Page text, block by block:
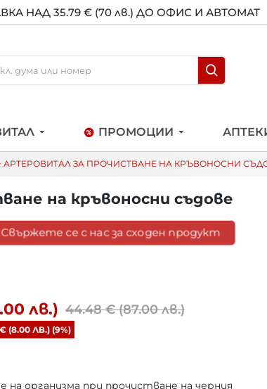
НАД 35.79 € (70 лв.) ДО ОФИС И АВТОМАТ
ПРОМОЦИИ
АРТЕРОВИТАЛ ЗА ПРОЧИСТВАНЕ НА КРЪВОНОСНИ
на кръвоносни съдове
се с нас за сходен продукт
лв.) 44.48 € (87.00 лв.)
(8.00 ЛВ.) (9%)
на организма при прочистване на черния